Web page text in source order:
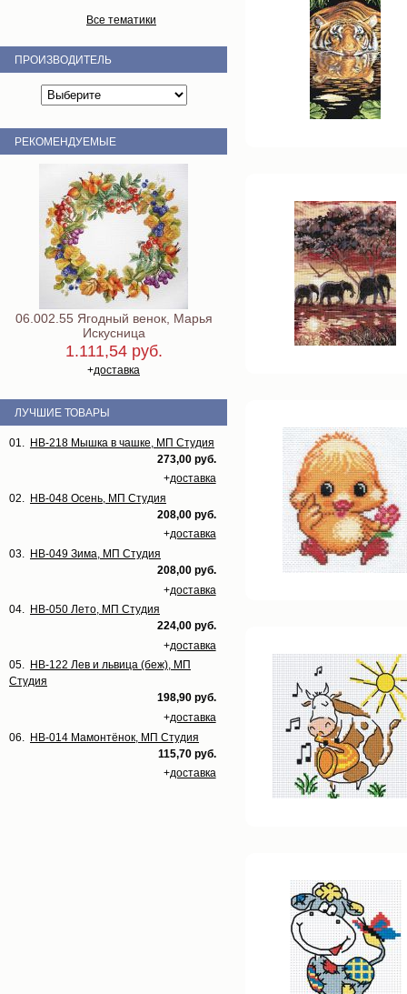
Все тематики
ПРОИЗВОДИТЕЛЬ
РЕКОМЕНДУЕМЫЕ
06.002.55 Ягодный венок, Марья
Искусница
1.111,54 руб.
+доставка
ЛУЧШИЕ ТОВАРЫ
01. НВ-218 Мышка в чашке, МП Студия
273,00 руб.
+доставка
02. НВ-048 Осень, МП Студия
208,00 руб.
+доставка
03. НВ-049 Зима, МП Студия
208,00 руб.
+доставка
04. НВ-050 Лето, МП Студия
224,00 руб.
+доставка
05. НВ-122 Лев и львица (беж), МП
Студия
198,90 руб.
+доставка
06. НВ-014 Мамонтёнок, МП Студия
115,70 руб.
+доставка